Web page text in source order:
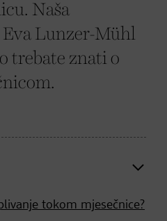
Naša
Lunzer-Mühl
trebate znati o
tokom mjesečnice?